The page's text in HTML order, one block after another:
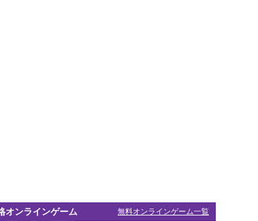
無料オンラインゲーム一覧
オンラインゲーム